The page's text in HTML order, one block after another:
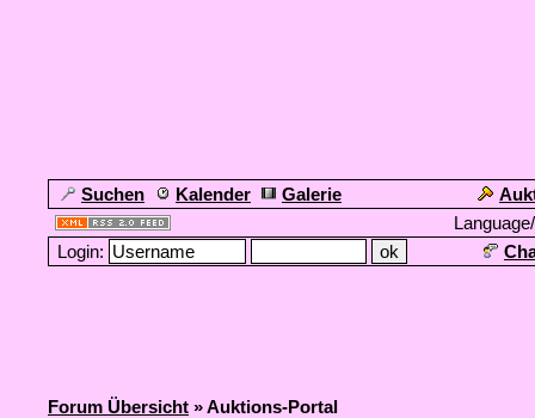
Suchen Kalender Galerie
Login:
Forum Übersicht » Auktions-Portal